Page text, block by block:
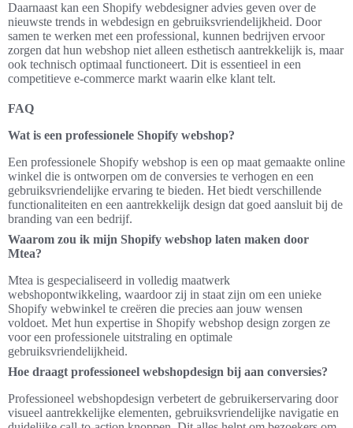
Daarnaast kan een Shopify webdesigner advies geven over de
nieuwste trends in webdesign en gebruiksvriendelijkheid. Door
samen te werken met een professional, kunnen bedrijven ervoor
zorgen dat hun webshop niet alleen esthetisch aantrekkelijk is, maar
ook technisch optimaal functioneert. Dit is essentieel in een
competitieve e-commerce markt waarin elke klant telt.
FAQ
Wat is een professionele Shopify webshop?
Een professionele Shopify webshop is een op maat gemaakte online
winkel die is ontworpen om de conversies te verhogen en een
gebruiksvriendelijke ervaring te bieden. Het biedt verschillende
functionaliteiten en een aantrekkelijk design dat goed aansluit bij de
branding van een bedrijf.
Waarom zou ik mijn Shopify webshop laten maken door
Mtea?
Mtea is gespecialiseerd in volledig maatwerk
webshopontwikkeling, waardoor zij in staat zijn om een unieke
Shopify webwinkel te creëren die precies aan jouw wensen
voldoet. Met hun expertise in Shopify webshop design zorgen ze
voor een professionele uitstraling en optimale
gebruiksvriendelijkheid.
Hoe draagt professioneel webshopdesign bij aan conversies?
Professioneel webshopdesign verbetert de gebruikerservaring door
visueel aantrekkelijke elementen, gebruiksvriendelijke navigatie en